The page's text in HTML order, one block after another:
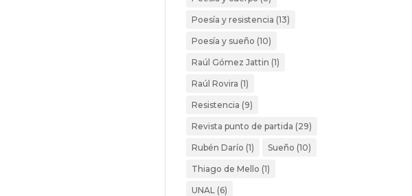
Poesía y resistencia (13)
Poesía y sueño (10)
Raúl Gómez Jattin (1)
Raúl Rovira (1)
Resistencia (9)
Revista punto de partida (29)
Rubén Darío (1) Sueño (10)
Thiago de Mello (1)
UNAL (6)